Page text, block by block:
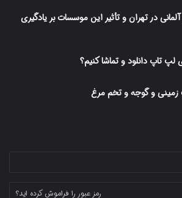
در تهران و تأثیر این موسسات بر یادگیری
تاپ دانلود و تماشا کنیم؟
رمز عبور را فراموش کرده اید؟